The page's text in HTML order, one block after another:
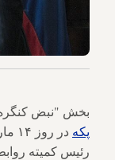
بخش "نبض کنگره"
پکه
در
رئیس کمیته